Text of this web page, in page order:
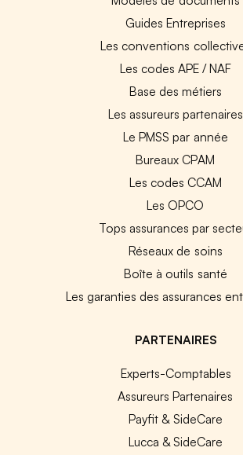
Guides Entreprises
Les conventions
Les codes APE / NAF
Base des métiers
Les assureurs partenaires
Le PMSS par année
Bureaux CPAM
Les codes CCAM
Les OPCO
Tops assurances par
Réseaux de soins
Boîte à outils santé
Les garanties des assurances
PARTENAIRES
Experts-Comptables
Assureurs Partenaires
Payfit & SideCare
Lucca & SideCare